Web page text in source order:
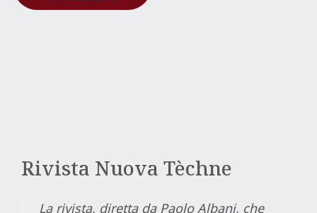
Rivista Nuova Tèchne
La rivista, diretta da Paolo Albani, che